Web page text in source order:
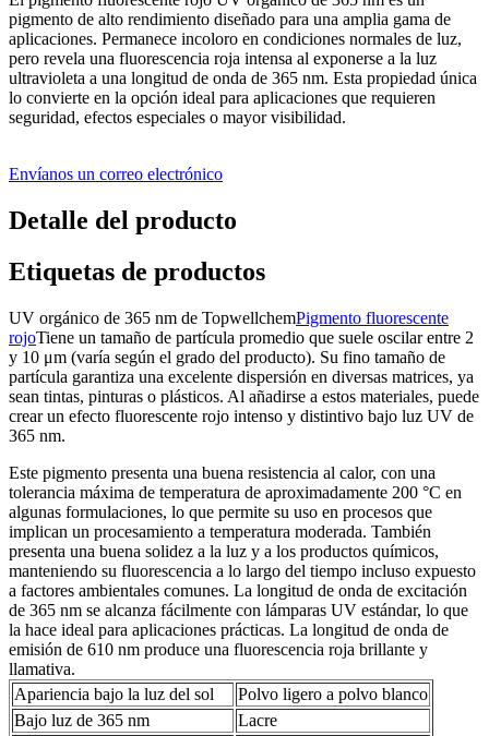
pigmento de alto rendimiento diseñado para una amplia gama de
aplicaciones. Permanece incoloro en condiciones normales de luz,
pero revela una fluorescencia roja intensa al exponerse a la luz
ultravioleta a una longitud de onda de 365 nm. Esta propiedad única
lo convierte en la opción ideal para aplicaciones que requieren
seguridad, efectos especiales o mayor visibilidad.
Envíanos un correo electrónico
Detalle del producto
Etiquetas de productos
UV orgánico de 365 nm de TopwellchemPigmento fluorescente
rojoTiene un tamaño de partícula promedio que suele oscilar entre 2
y 10 μm (varía según el grado del producto). Su fino tamaño de
partícula garantiza una excelente dispersión en diversas matrices, ya
sean tintas, pinturas o plásticos. Al añadirse a estos materiales, puede
crear un efecto fluorescente rojo intenso y distintivo bajo luz UV de
365 nm.
Este pigmento presenta una buena resistencia al calor, con una
tolerancia máxima de temperatura de aproximadamente 200 °C en
algunas formulaciones, lo que permite su uso en procesos que
implican un procesamiento a temperatura moderada. También
presenta una buena solidez a la luz y a los productos químicos,
manteniendo su fluorescencia a lo largo del tiempo incluso expuesto
a factores ambientales comunes. La longitud de onda de excitación
de 365 nm se alcanza fácilmente con lámparas UV estándar, lo que
la hace ideal para aplicaciones prácticas. La longitud de onda de
emisión de 610 nm produce una fluorescencia roja brillante y
llamativa.
Apariencia bajo la luz del sol
Polvo ligero a polvo blanco
Bajo luz de 365 nm
Lacre